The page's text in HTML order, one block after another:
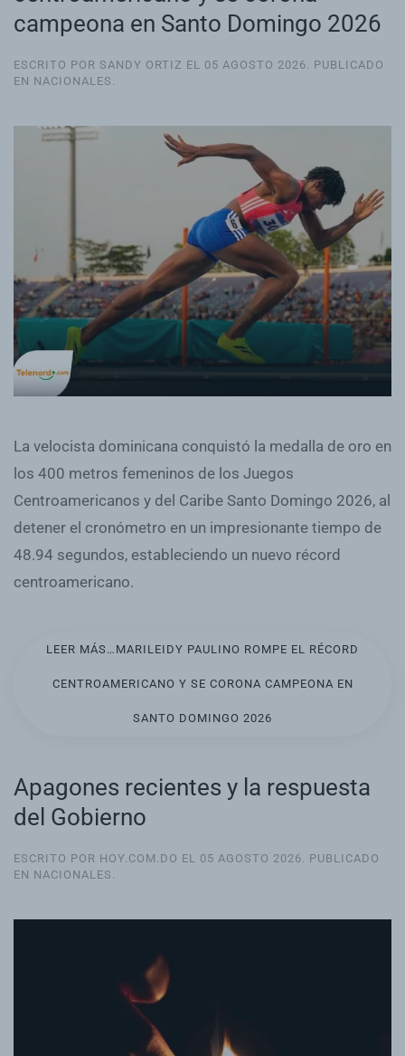
campeona en Santo Domingo 2026
ESCRITO POR SANDY ORTIZ EL 05 AGOSTO 2026. PUBLICADO
EN NACIONALES .
La velocista dominicana conquistó la medalla de oro en
los 400 metros femeninos de los Juegos
Centroamericanos y del Caribe Santo Domingo 2026, al
detener el cronómetro en un impresionante tiempo de
48.94 segundos, estableciendo un nuevo récord
centroamericano.
LEER MÁS…MARILEIDY PAULINO ROMPE EL RÉCORD
CENTROAMERICANO Y SE CORONA CAMPEONA EN
SANTO DOMINGO 2026
Apagones recientes y la respuesta
del Gobierno
ESCRITO POR HOY.COM.DO EL 05 AGOSTO 2026 . PUBLICADO
EN NACIONALES